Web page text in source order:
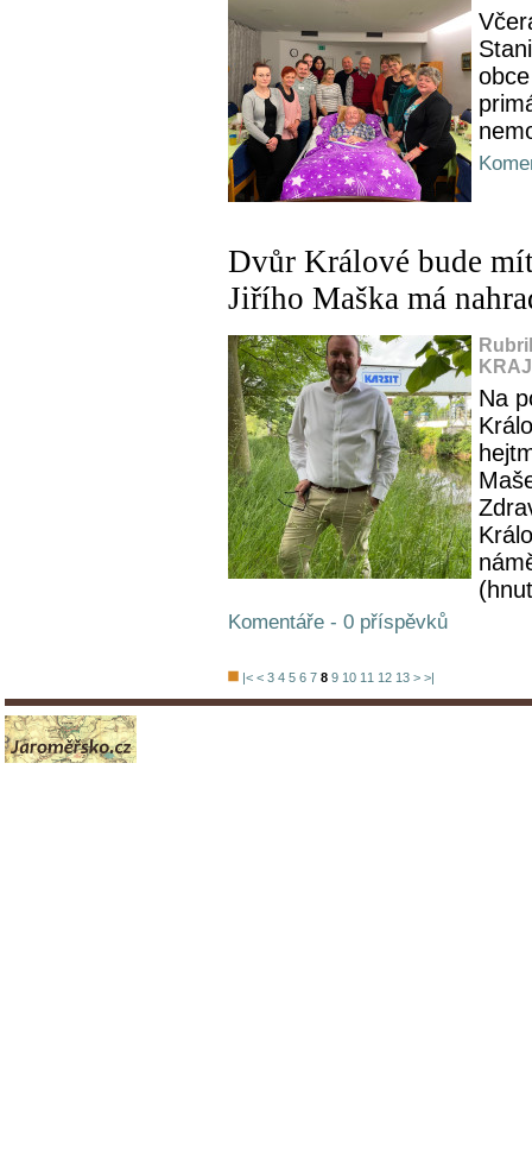
Dvůr Králové bude
Jiřího Maška má
Na
Komentáře - 0 příspěvků
|< < 3 4 5 6 7 8 9 10 11 12 13 > >|